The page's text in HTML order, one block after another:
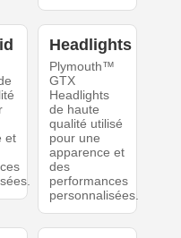
et
Headlights
Plymouth™
GTX
Headlights
de haute
qualité utilisé
pour une
apparence et
des
performances
personnalisées.